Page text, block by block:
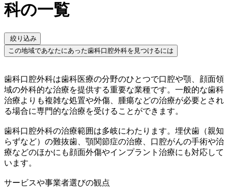
科の一覧
絞り込み
この地域であなたにあった歯科口腔外科を見つけるには
歯科口腔外科は歯科医療の分野のひとつで口腔や顎、顔面領
域の外科的な治療を提供する重要な業種です。一般的な歯科
治療よりも複雑な処置や外傷、腫瘍などの治療が必要とされ
る場合に専門的な治療を受けることができます。
歯科口腔外科の治療範囲は多岐にわたります。埋伏歯（親知
らずなど）の難抜歯、顎関節症の治療、口腔がんの手術や治
療などのほかにも顔面外傷やインプラント治療にも対応して
います。
サービスや事業者選びの観点